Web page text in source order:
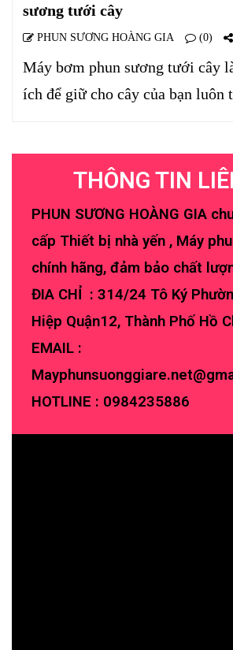
sương tưới cây
PHUN SƯƠNG HOÀNG GIA (0)
Máy bơm phun sương tưới cây
ích để giữ cho cây của bạn luôn
THÔNG TIN
PHUN SƯƠNG HOÀNG GIA
cấp Thiết bị nhà yến , Máy
chính hãng, đảm bảo chất
ĐIA CHỈ : 314/24 Tô Ký
Hiệp Quận12, Thành Phố Hồ
EMAIL :
HOTLINE : 0984235886